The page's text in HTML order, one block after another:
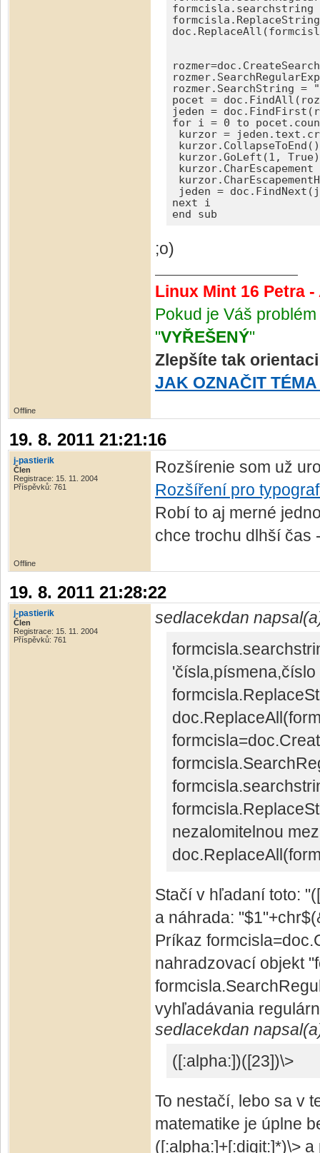
rozmer.SearchString
pocet =
jeden =
for i = 0 to
kurzor =
kurzor.GoLeft(1,
jeden =
next i
end sub
;o)
Linux Mint 16 Petra
Pokud je Váš
"VYŘEŠENÝ"
Zlepšíte tak
JAK OZNAČIT TÉMA
Offline
19. 8. 2011 21:21:16
j-pastierik
Člen
Registrace: 15. 11. 2004
Příspěvků: 761
Rozšírenie som už
Rozšíření pro
Robí to aj merné
chce trochu dlhší čas
Offline
19. 8. 2011 21:28:22
j-pastierik
Člen
Registrace: 15. 11. 2004
Příspěvků: 761
sedlacekdan
'čísla,písmena,číslo
nezalomitelnou
Stačí v hľadaní toto:
a náhrada:
Príkaz
nahradzovací objekt
vyhľadávania
sedlacekdan
([:alpha:])([23])\>
To nestačí, lebo sa v
matematike je úplne
([:alpha:]+[:digit:]*)\>